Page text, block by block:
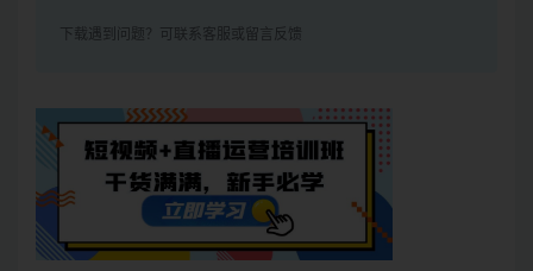
下载遇到问题？可联系客服或留言反馈